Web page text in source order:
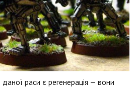
раси є регенерація — вони